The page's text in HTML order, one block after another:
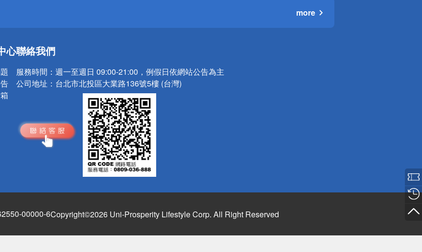
！
more
心聯絡我們
服務時間： 週一至週日 09:00-21:00，例假日依網站公告為主
公司地址： 台北市北投區大業路136號5樓 (台灣)
00000-6Copyright©2026 Uni-Prosperity Lifestyle Corp. All Right Reserved